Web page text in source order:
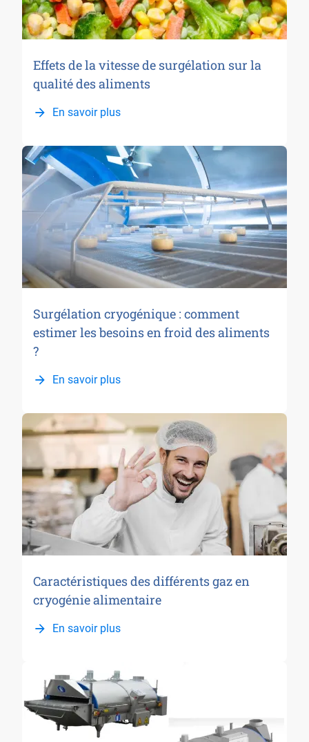
Effets de la vitesse de surgélation sur la
qualité des aliments
En savoir plus
Surgélation cryogénique : comment
estimer les besoins en froid des aliments
?
En savoir plus
Caractéristiques des différents gaz en
cryogénie alimentaire
En savoir plus